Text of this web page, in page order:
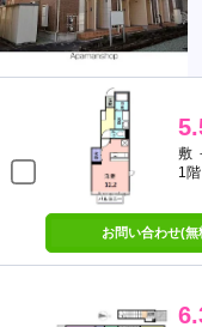
敷
1
お問い合わせ(無